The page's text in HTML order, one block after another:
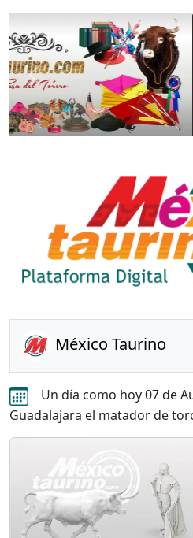
Anterior
México Taurino
Un día como hoy 07 de
Guadalajara el matador de